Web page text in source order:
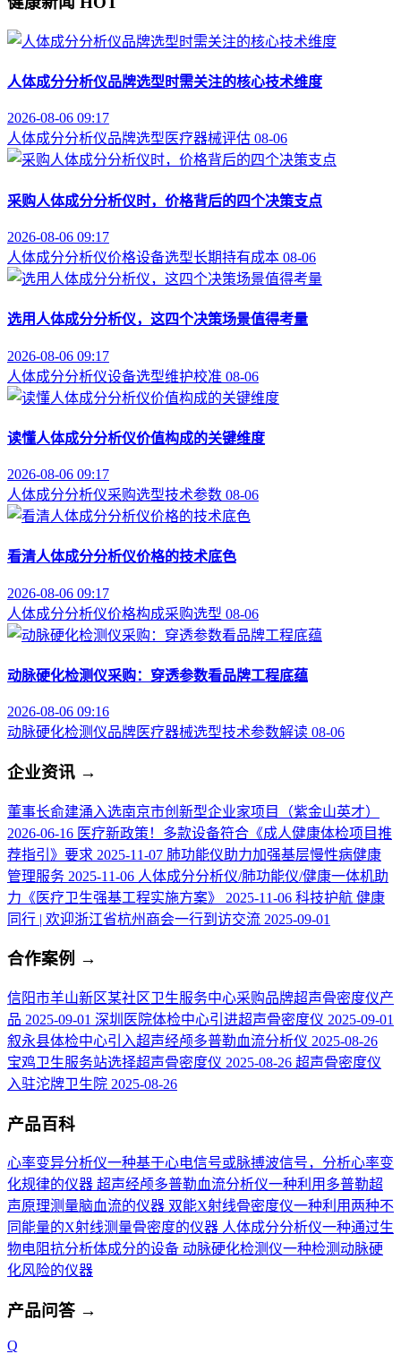
人体成分分析仪品牌选型时需关注的核心技术维度
2026-08-06 09:17
人体成分分析仪品牌选型 医疗器械评估 08-06
采购人体成分分析仪时，价格背后的四个决策支点
2026-08-06 09:17
人体成分分析仪价格设备选型长期持有成本 08-06
选用人体成分分析仪，这四个决策场景值得考量
2026-08-06 09:17
人体成分分析仪设备选型维护校准 08-06
读懂人体成分分析仪价值构成的关键维度
2026-08-06 09:17
人体成分分析仪采购选型技术参数 08-06
看清人体成分分析仪价格的技术底色
2026-08-06 09:17
人体成分分析仪价格构成采购选型 08-06
动脉硬化检测仪采购：穿透参数看品牌工程底蕴
2026-08-06 09:16
动脉硬化检测仪品牌医疗器械选型技术参数解读 08-06
企业资讯 →
董事长俞建涌入选南京市创新型企业家项目（紫金山英才）
2026-06-16 医疗新政策！多款设备符合《成人健康体检项目推
荐指引》要求 2025-11-07 肺功能仪助力加强基层慢性病健康
管理服务 2025-11-06 人体成分分析仪/肺功能仪/健康一体机助
力《医疗卫生强基工程实施方案》
2025-11-06 科技护航 健康
同行 | 欢迎浙江省杭州商会一行到访交流 2025-09-01
合作案例 →
信阳市羊山新区某社区卫生服务中心采购品牌超声骨密度仪产
品 2025-09-01 深圳医院体检中心引进超声骨密度仪 2025-09-01
叙永县体检中心引入超声经颅多普勒血流分析仪 2025-08-26
宝鸡卫生服务站选择超声骨密度仪 2025-08-26 超声骨密度仪
入驻沱牌卫生院 2025-08-26
产品百科
心率变异分析仪一种基于心电信号或脉搏波信号，分析心率变
化规律的仪器 超声经颅多普勒血流分析仪一种利用多普勒超
声原理测量脑血流的仪器 双能X射线骨密度仪一种利用两种不
同能量的X射线测量骨密度的仪器 人体成分分析仪一种通过生
物电阻抗分析体成分的设备 动脉硬化检测仪一种检测动脉硬
化风险的仪器
产品问答 →
Q